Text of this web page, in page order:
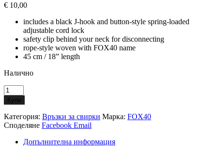
€ 10,00
includes a black J-hook and button-style spring-loaded
adjustable cord lock
safety clip behind your neck for disconnecting
rope-style woven with FOX40 name
45 cm / 18” length
Налично
количество
за
Whistle
lanyard
FOX40
Button
Купи
Категория: Връзки за свирки Марка: FOX40
Споделяне Facebook Email
Допълнителна информация